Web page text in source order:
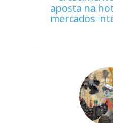
aposta na
mercados